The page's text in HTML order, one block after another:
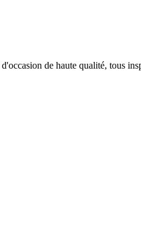
d'occasion de haute qualité, tous